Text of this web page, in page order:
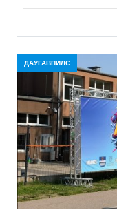
ДАУГАВПИЛС